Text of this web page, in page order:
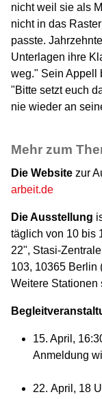
nicht weil sie als
nicht in das
passte.
Unterlagen ihre
weg." Sein Appell
"Bitte setzt euch
nie wieder an
Mehr zum
Die Website zur
arbeit.de
Die Ausstellung
täglich von 10 bis
22", Stasi-
103, 10365 Berlin
Weitere Stationen
15. April,
Anmeldung
22. April, 18